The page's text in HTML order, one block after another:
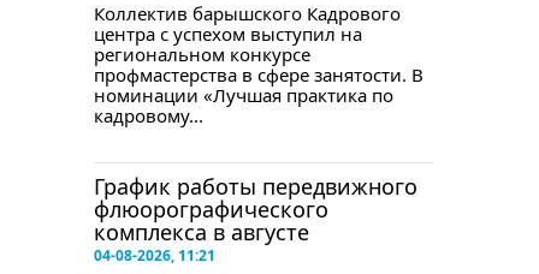
Коллектив барышского Кадрового
центра с успехом выступил на
региональном конкурсе
профмастерства в сфере занятости. В
номинации «Лучшая практика по
кадровому...
График работы передвижного
флюорографического
комплекса в августе
04-08-2026, 11:21